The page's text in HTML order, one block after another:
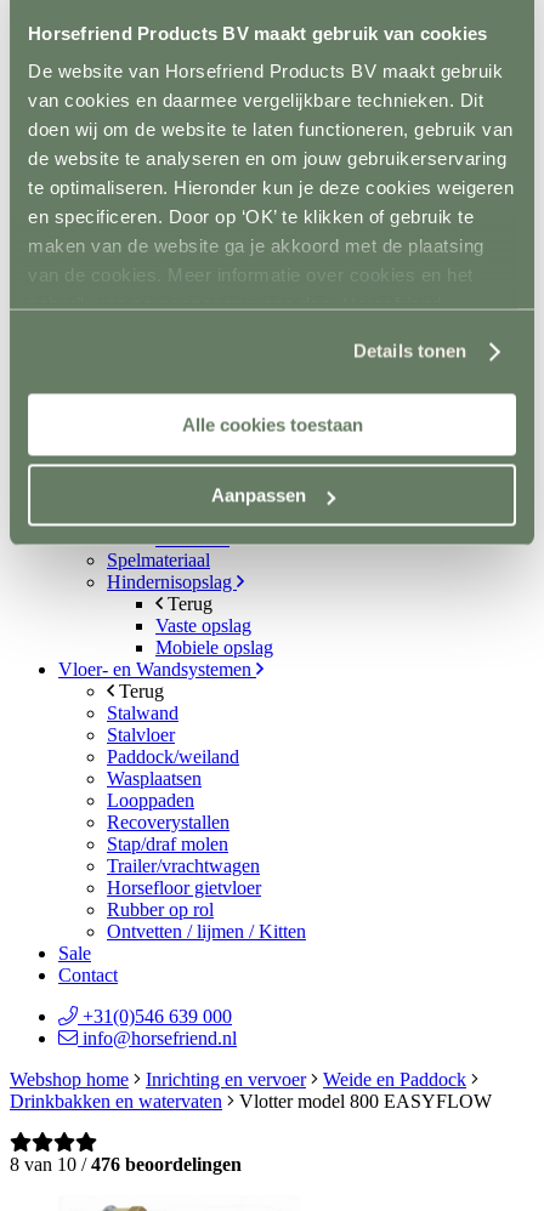
Horsefriend Products BV maakt gebruik van cookies
De website van Horsefriend Products BV maakt gebruik
van cookies en daarmee vergelijkbare technieken. Dit
doen wij om de website te laten functioneren, gebruik van
de website te analyseren en om jouw gebruikerservaring
te optimaliseren. Hieronder kun je deze cookies weigeren
en specificeren. Door op ‘OK’ te klikken of gebruik te
maken van de website ga je akkoord met de plaatsing
van de cookies. Meer informatie over cookies en het
gebruik van persoonsgegevens door Horsefriend
Details tonen
Alle cookies toestaan
Aanpassen
Vibrafloor
Hooistomers
Stop kicking systeem
Hindernissen
Springen
Terug
Balken
Staanders
Lepels
Complete hindernisen
Dressuurpiste
Letters
Mennen
Spelmateriaal
Hindernisopslag
Terug
Vaste opslag
Mobiele opslag
Vloer- en Wandsystemen
Terug
Stalwand
Stalvloer
Paddock/weiland
Wasplaatsen
Looppaden
Recoverystallen
Stap/draf molen
Trailer/vrachtwagen
Horsefloor gietvloer
Rubber op rol
Ontvetten / lijmen / Kitten
Sale
Contact
+31(0)546 639 000
info@horsefriend.nl
Webshop home
Inrichting en vervoer
Weide en Paddock
Drinkbakken en watervaten
Vlotter model 800 EASYFLOW
8 van 10 /476 beoordelingen